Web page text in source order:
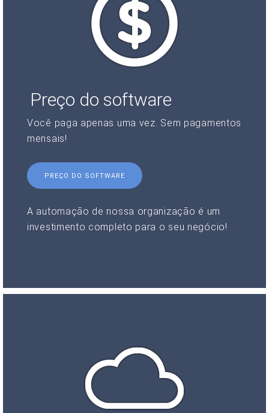
Preço do software
Você paga apenas uma vez. Sem pagamentos
mensais!
PREÇO DO SOFTWARE
A automação de nossa organização é um
investimento completo para o seu negócio!